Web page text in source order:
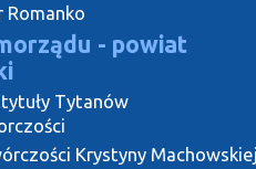
Romanko
- powiat
Tytanów
Krystyny